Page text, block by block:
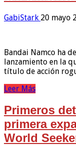
GabiStark 20 mayo
Bandai Namco ha
lanzamiento en la
título de acción
Leer Más
Primeros
primera
World